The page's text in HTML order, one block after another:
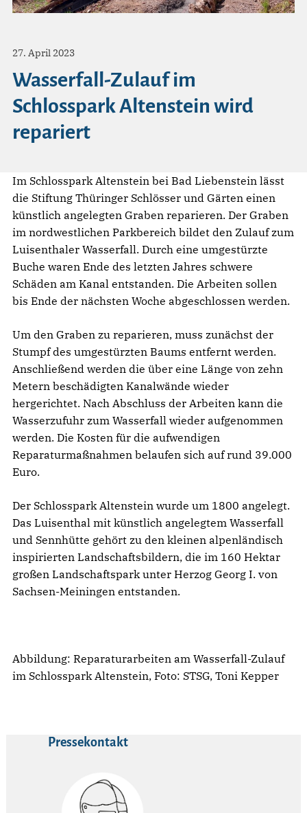
27. April 2023
Wasserfall-Zulauf im
Schlosspark Altenstein wird
repariert
Im Schlosspark Altenstein bei Bad Liebenstein lässt
die Stiftung Thüringer Schlösser und Gärten einen
künstlich angelegten Graben reparieren. Der Graben
im nordwestlichen Parkbereich bildet den Zulauf zum
Luisenthaler Wasserfall. Durch eine umgestürzte
Buche waren Ende des letzten Jahres schwere
Schäden am Kanal entstanden. Die Arbeiten sollen
bis Ende der nächsten Woche abgeschlossen werden.
Um den Graben zu reparieren, muss zunächst der
Stumpf des umgestürzten Baums entfernt werden.
Anschließend werden die über eine Länge von zehn
Metern beschädigten Kanalwände wieder
hergerichtet. Nach Abschluss der Arbeiten kann die
Wasserzufuhr zum Wasserfall wieder aufgenommen
werden. Die Kosten für die aufwendigen
Reparaturmaßnahmen belaufen sich auf rund 39.000
Euro.
Der Schlosspark Altenstein wurde um 1800 angelegt.
Das Luisenthal mit künstlich angelegtem Wasserfall
und Sennhütte gehört zu den kleinen alpenländisch
inspirierten Landschaftsbildern, die im 160 Hektar
großen Landschaftspark unter Herzog Georg I. von
Sachsen-Meiningen entstanden.
Abbildung: Reparaturarbeiten am Wasserfall-Zulauf
im Schlosspark Altenstein, Foto: STSG, Toni Kepper
Pressekontakt